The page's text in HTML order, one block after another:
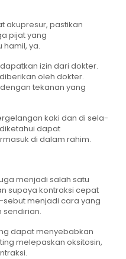
akupresur, pastikan
pijat yang
ya.
izin dari dokter.
oleh dokter.
tekanan yang
kaki dan di sela-
dapat
di dalam rahim.
menjadi salah satu
supaya kontraksi cepat
menjadi cara yang
sendirian.
dapat menyebabkan
melepaskan oksitosin,